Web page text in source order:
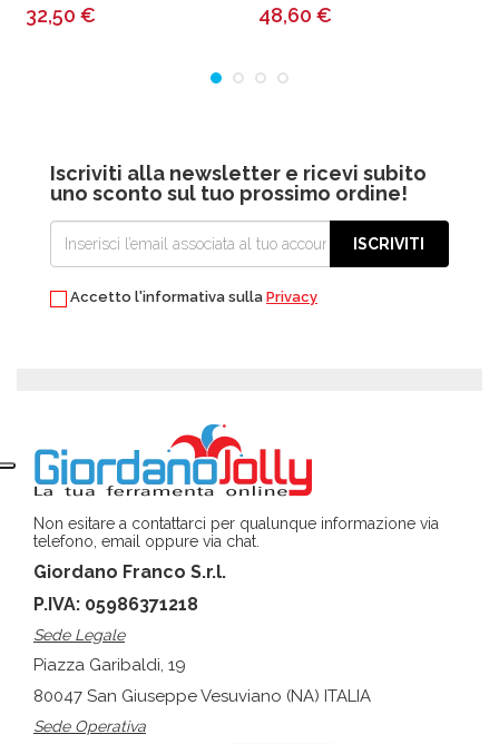
32,50 € 48,60 €
Iscriviti alla newsletter e ricevi subito
uno sconto sul tuo prossimo ordine!
ISCRIVITI
Accetto l'informativa sulla Privacy
Non esitare a contattarci per qualunque informazione via
telefono, email oppure via chat.
Giordano Franco S.r.l.
P.IVA: 05986371218
Sede Legale
Piazza Garibaldi, 19
80047 San Giuseppe Vesuviano (NA) ITALIA
Sede Operativa